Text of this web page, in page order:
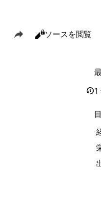
このページを共有
表示
閲覧ソースを閲覧
1